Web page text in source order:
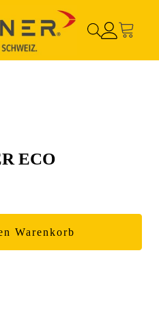
ECO
Warenkorb